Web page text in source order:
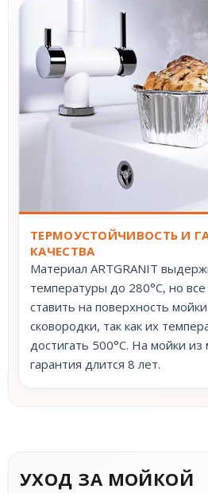
ТЕРМОУСТОЙЧИВОСТЬ И
КАЧЕСТВА
Материал ARTGRANIT
температуры до 280°С, но
ставить на поверхность
сковородки, так как их
достигать 500°С. На мойки
гарантия длится 8 лет.
УХОД ЗА МОЙКОЙ